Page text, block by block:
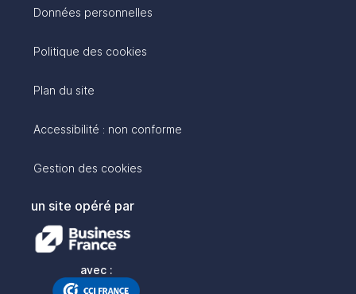
Données personnelles
Politique des cookies
Plan du site
Accessibilité : non conforme
Gestion des cookies
un site opéré par
avec :